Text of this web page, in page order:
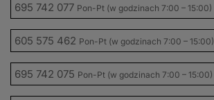
695 742 077 Pon-Pt (w godzinach 7:00 – 15:00)
605 575 462 Pon-Pt (w godzinach 7:00 – 15:00)
695 742 075 Pon-Pt (w godzinach 7:00 – 15:00)